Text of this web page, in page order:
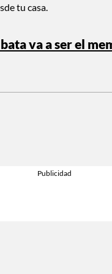
tu casa.
va a ser el